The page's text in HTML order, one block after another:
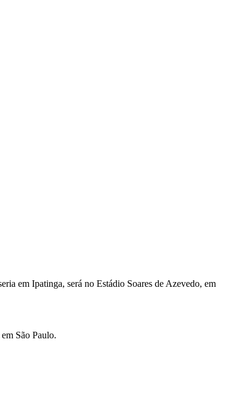
em Ipatinga, será no Estádio Soares de Azevedo, em
São Paulo.